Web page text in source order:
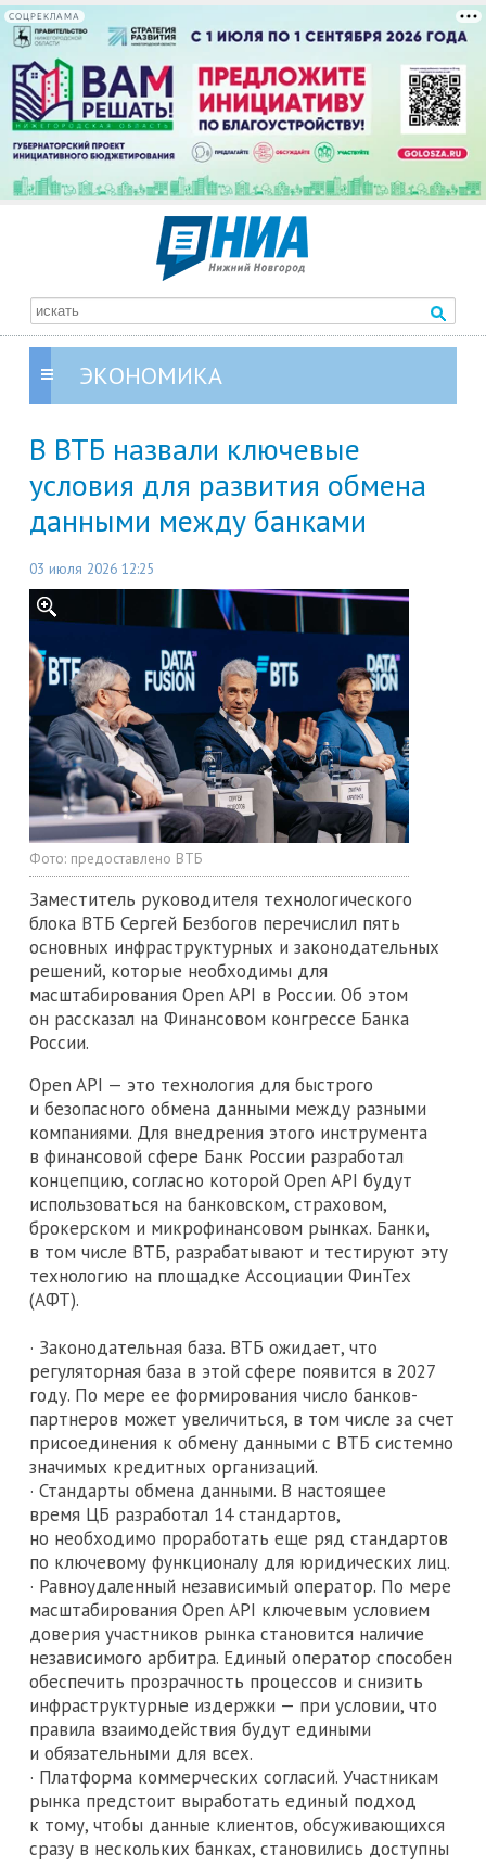
СОЦРЕКЛАМА
ЭКОНОМИКА
В ВТБ назвали ключевые
условия для развития обмена
данными между банками
03 июля 2026 12:25
Фото: предоставлено ВТБ
Заместитель руководителя технологического
блока ВТБ Сергей Безбогов перечислил пять
основных инфраструктурных и законодательных
решений, которые необходимы для
масштабирования Open API в России. Об этом
он рассказал на Финансовом конгрессе Банка
России.
Open API — это технология для быстрого
и безопасного обмена данными между разными
компаниями. Для внедрения этого инструмента
в финансовой сфере Банк России разработал
концепцию, согласно которой Open API будут
использоваться на банковском, страховом,
брокерском и микрофинансовом рынках. Банки,
в том числе ВТБ, разрабатывают и тестируют эту
технологию на площадке Ассоциации ФинТех
(АФТ).
· Законодательная база. ВТБ ожидает, что
регуляторная база в этой сфере появится в 2027
году. По мере ее формирования число банков-
партнеров может увеличиться, в том числе за счет
присоединения к обмену данными с ВТБ системно
значимых кредитных организаций.
· Стандарты обмена данными. В настоящее
время ЦБ разработал 14 стандартов,
но необходимо проработать еще ряд стандартов
по ключевому функционалу для юридических лиц.
· Равноудаленный независимый оператор. По мере
масштабирования Open API ключевым условием
доверия участников рынка становится наличие
независимого арбитра. Единый оператор способен
обеспечить прозрачность процессов и снизить
инфраструктурные издержки — при условии, что
правила взаимодействия будут едиными
и обязательными для всех.
· Платформа коммерческих согласий. Участникам
рынка предстоит выработать единый подход
к тому, чтобы данные клиентов, обсуживающихся
сразу в нескольких банках, становились доступны